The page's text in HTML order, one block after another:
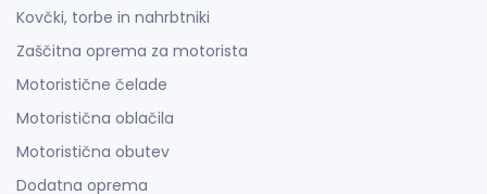
Kovčki, torbe in nahrbtniki
Zaščitna oprema za motorista
Motoristične čelade
Motoristična oblačila
Motoristična obutev
Dodatna oprema